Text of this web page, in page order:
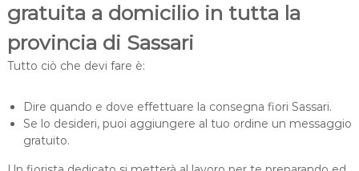
gratuita a domicilio in tutta la
provincia di Sassari
Tutto ciò che devi fare è:
Dire quando e dove effettuare la consegna fiori Sassari.
Se lo desideri, puoi aggiungere al tuo ordine un messaggio
gratuito.